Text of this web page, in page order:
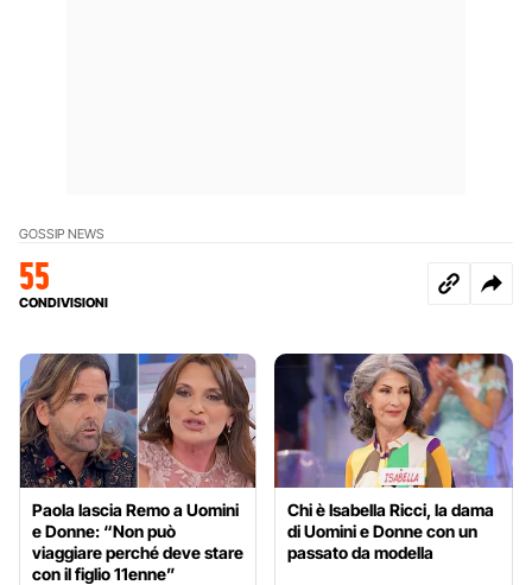
GOSSIP NEWS
55
CONDIVISIONI
Paola lascia Remo a Uomini
e Donne: “Non può
viaggiare perché deve stare
con il figlio 11enne”
Chi è Isabella Ricci, la dama
di Uomini e Donne con un
passato da modella